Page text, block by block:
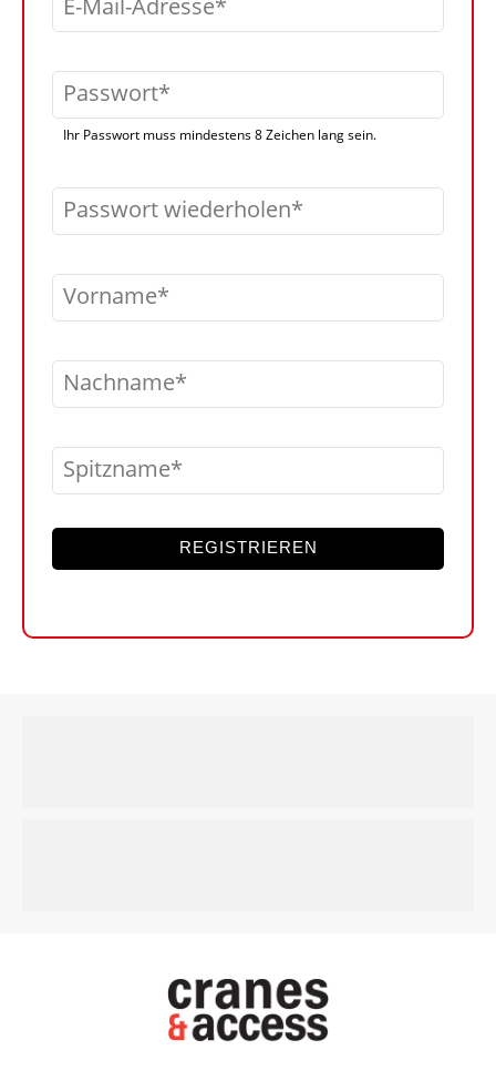
Passwort
Ihr Passwort muss mindestens 8 Zeichen lang sein.
Passwort wiederholen
Vorname
Nachname
Spitzname
REGISTRIEREN